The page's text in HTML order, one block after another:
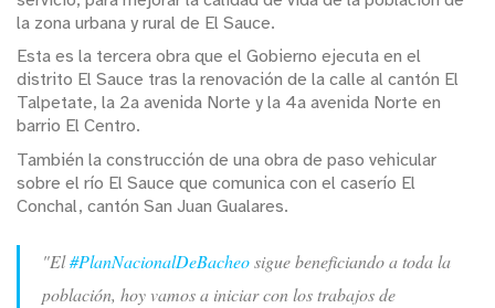
la zona urbana y rural de El Sauce.
Esta es la tercera obra que el Gobierno ejecuta en el
distrito El Sauce tras la renovación de la calle al cantón El
Talpetate, la 2a avenida Norte y la 4a avenida Norte en
barrio El Centro.
También la construcción de una obra de paso vehicular
sobre el río El Sauce que comunica con el caserío El
Conchal, cantón San Juan Gualares.
"El#PlanNacionalDeBacheosigue beneficiando a toda la
población, hoy vamos a iniciar con los trabajos de